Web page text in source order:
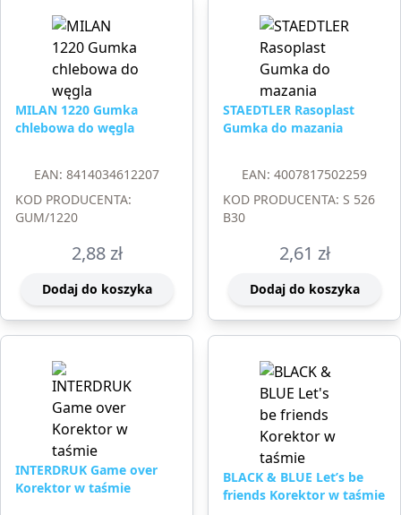
MILAN 1220 Gumka
chlebowa do węgla
EAN: 8414034612207
KOD PRODUCENTA:
GUM/1220
2,88zł
Dodaj do koszyka
STAEDTLER Rasoplast
Gumka do mazania
EAN: 4007817502259
KOD PRODUCENTA: S 526
B30
2,61 zł
Dodaj do koszyka
INTERDRUK Game over
Korektor w taśmie
BLACK & BLUE Let’s be
friends Korektor w taśmie